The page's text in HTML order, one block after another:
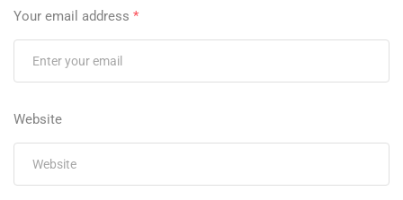
Your email address *
Website